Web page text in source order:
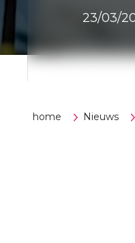
23/03/
home Nieuws